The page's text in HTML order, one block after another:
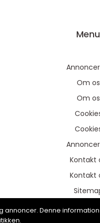
Menu
Om os
Om os
Kontakt
Kontakt
Denne